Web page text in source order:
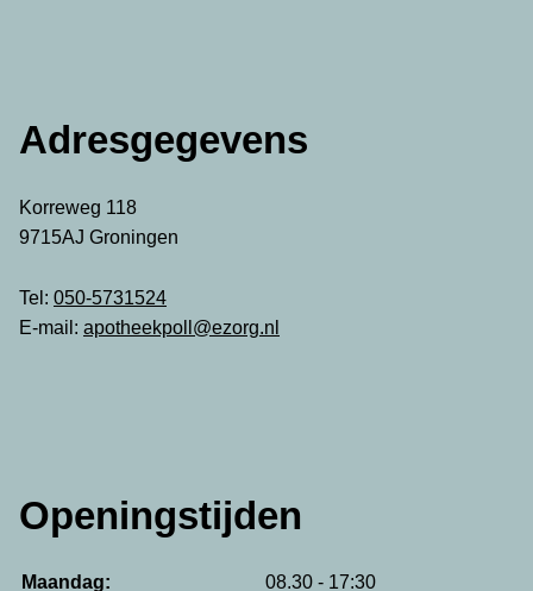
Adresgegevens
Korreweg 118
9715AJ Groningen
Tel: 050-5731524
E-mail: apotheekpoll@ezorg.nl
Openingstijden
Maandag:
08.30 - 17:30